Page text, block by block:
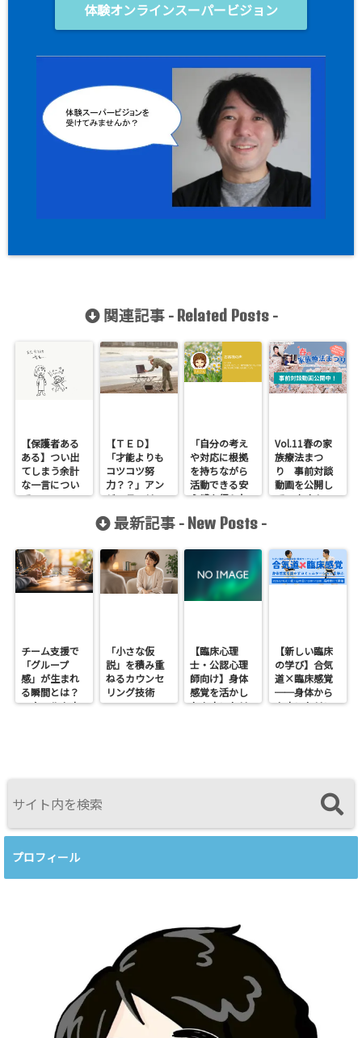
体験オンラインスーパービジョン
関連記事 - Related Posts-
【保護者ある
ある】つい出
てしまう余計
な一言につい
て
【ＴＥＤ】
「才能よりも
コツコツ努
力？？」アン
ジェラ・リ
ワーク
「自分の考え
や対応に根拠
を持ちながら
活動できる安
心感を得られ
認心理師 A.K
Vol.11春の家
族療法まつ
り 事前対談
動画を公開し
ています！
最新記事 - New Posts -
チーム支援で
「グループ
感」が生まれ
る瞬間とは？
スクールカウ
「小さな仮
説」を積み重
ねるカウンセ
リング技術
【臨床心理
士・公認心理
師向け】身体
感覚を活かし
たカウンセリ
【新しい臨床
の学び】合気
道×臨床感覚
──身体から
カウンセリン
プロフィール